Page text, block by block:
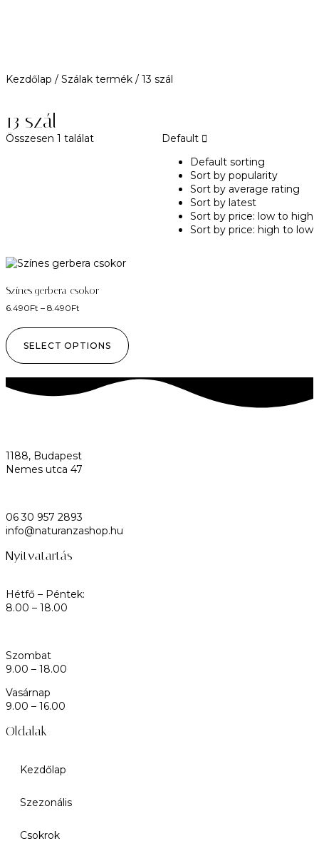
Kezdőlap / Szálak termék / 13 szál
13 szál
Összesen 1 találat
Default
Default sorting
Sort by popularity
Sort by average rating
Sort by latest
Sort by price: low to high
Sort by price: high to low
Színes gerbera csokor
6.490Ft – 8.490Ft
SELECT OPTIONS
1188, Budapest
Nemes utca 47
06 30 957 2893
info@naturanzashop.hu
Nyitvatartás
Hétfő – Péntek:
8.00 – 18.00
Szombat
9.00 – 18.00
Vasárnap
9.00 – 16.00
Oldalak
Kezdőlap
Szezonális
Csokrok